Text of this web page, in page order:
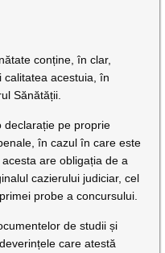
conține, în clar,
calitatea acestuia, în
Sănătății.
declarație pe proprie
în cazul în care este
are obligația de a
cazierului judiciar, cel
probe a concursului.
de studii și
care atestă